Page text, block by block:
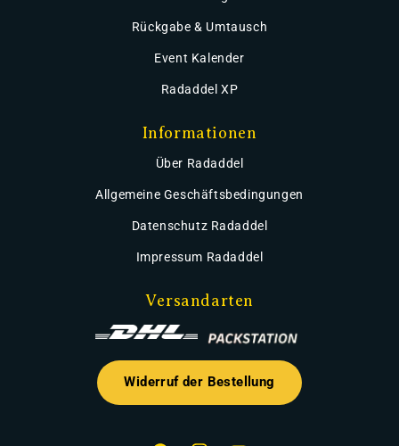
Rückgabe & Umtausch
Event Kalender
Radaddel XP
Informationen
Über Radaddel
Allgemeine Geschäftsbedingungen
Datenschutz Radaddel
Impressum Radaddel
Versandarten
Widerruf der Bestellung